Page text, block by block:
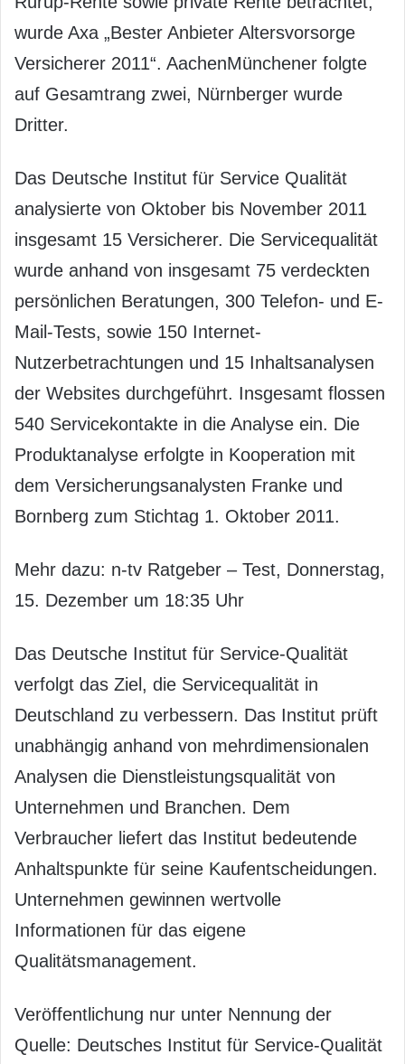
wurde Axa „Bester Anbieter Altersvorsorge
Versicherer 2011“. AachenMünchener folgte
auf Gesamtrang zwei, Nürnberger wurde
Dritter.
Das Deutsche Institut für Service Qualität
analysierte von Oktober bis November 2011
insgesamt 15 Versicherer. Die Servicequalität
wurde anhand von insgesamt 75 verdeckten
persönlichen Beratungen, 300 Telefon- und E-
Mail-Tests, sowie 150 Internet-
Nutzerbetrachtungen und 15 Inhaltsanalysen
der Websites durchgeführt. Insgesamt flossen
540 Servicekontakte in die Analyse ein. Die
Produktanalyse erfolgte in Kooperation mit
dem Versicherungsanalysten Franke und
Bornberg zum Stichtag 1. Oktober 2011.
Mehr dazu: n-tv Ratgeber – Test, Donnerstag,
15. Dezember um 18:35 Uhr
Das Deutsche Institut für Service-Qualität
verfolgt das Ziel, die Servicequalität in
Deutschland zu verbessern. Das Institut prüft
unabhängig anhand von mehrdimensionalen
Analysen die Dienstleistungsqualität von
Unternehmen und Branchen. Dem
Verbraucher liefert das Institut bedeutende
Anhaltspunkte für seine Kaufentscheidungen.
Unternehmen gewinnen wertvolle
Informationen für das eigene
Qualitätsmanagement.
Veröffentlichung nur unter Nennung der
Quelle: Deutsches Institut für Service-Qualität